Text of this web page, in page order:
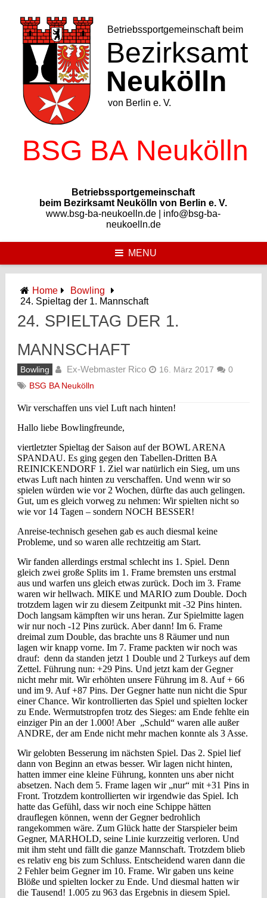
content
Betriebssportgemeinschaft
beim Bezirksamt Neukölln von Berlin e. V.
www.bsg-ba-neukoelln.de | info@bsg-ba-
neukoelln.de
MENU
Home
Bowling
24. Spieltag der 1. Mannschaft
24. SPIELTAG DER 1.
MANNSCHAFT
Bowling Ex-Webmaster Rico 16. März 2017
0
BSG BA Neukölln
Wir verschaffen uns viel Luft nach hinten!
Hallo liebe Bowlingfreunde,
viertletzter Spieltag der Saison auf der BOWL ARENA
SPANDAU. Es ging gegen den Tabellen-Dritten BA
REINICKENDORF 1. Ziel war natürlich ein Sieg, um uns
etwas Luft nach hinten zu verschaffen. Und wenn wir so
spielen würden wie vor 2 Wochen, dürfte das auch gelingen.
Gut, um es gleich vorweg zu nehmen: Wir spielten nicht so
wie vor 14 Tagen – sondern NOCH BESSER!
Anreise-technisch gesehen gab es auch diesmal keine
Probleme, und so waren alle rechtzeitig am Start.
Wir fanden allerdings erstmal schlecht ins 1. Spiel. Denn
gleich zwei große Splits im 1. Frame bremsten uns erstmal
aus und warfen uns gleich etwas zurück. Doch im 3. Frame
waren wir hellwach. MIKE und MARIO zum Double. Doch
trotzdem lagen wir zu diesem Zeitpunkt mit -32 Pins hinten.
Doch langsam kämpften wir uns heran. Zur Spielmitte lagen
wir nur noch -12 Pins zurück. Aber dann! Im 6. Frame
dreimal zum Double, das brachte uns 8 Räumer und nun
lagen wir knapp vorne. Im 7. Frame packten wir noch was
drauf: denn da standen jetzt 1 Double und 2 Turkeys auf dem
Zettel. Führung nun: +29 Pins. Und jetzt kam der Gegner
nicht mehr mit. Wir erhöhten unsere Führung im 8. Auf + 66
und im 9. Auf +87 Pins. Der Gegner hatte nun nicht die Spur
einer Chance. Wir kontrollierten das Spiel und spielten locker
zu Ende. Wermutstropfen trotz des Sieges: am Ende fehlte ein
einziger Pin an der 1.000! Aber „Schuld“ waren alle außer
ANDRE, der am Ende nicht mehr machen konnte als 3 Asse.
Wir gelobten Besserung im nächsten Spiel. Das 2. Spiel lief
dann von Beginn an etwas besser. Wir lagen nicht hinten,
hatten immer eine kleine Führung, konnten uns aber nicht
absetzen. Nach dem 5. Frame lagen wir „nur“ mit +31 Pins in
Front. Trotzdem kontrollierten wir irgendwie das Spiel. Ich
hatte das Gefühl, dass wir noch eine Schippe hätten
drauflegen können, wenn der Gegner bedrohlich
rangekommen wäre. Zum Glück hatte der Starspieler beim
Gegner, MARHOLD, seine Linie kurzzeitig verloren. Und
mit ihm steht und fällt die ganze Mannschaft. Trotzdem blieb
es relativ eng bis zum Schluss. Entscheidend waren dann die
2 Fehler beim Gegner im 10. Frame. Wir gaben uns keine
Blöße und spielten locker zu Ende. Und diesmal hatten wir
die Tausend! 1.005 zu 963 das Ergebnis in diesem Spiel.